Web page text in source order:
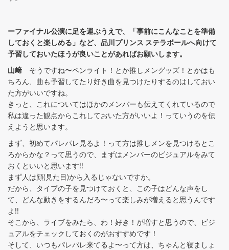
ーファイナル公演に足を運ぶうえで、「事前にこんなことを準備
しておくと楽しめる」など、品川プリンス ステラボールへ向けて
予習しておいたほうが良いことがあればお願いします。
山﨑 そうですね〜ペンライト！とか推しメングッズ！とかはも
ちろん、曲も予習してたり好き曲を見つけたりするのはしておい
た方がいいですね。
きっと、これについてはほかのメンバーも伝えてくれているので
私は違った観点からこれしておいた方がいいよ！っていうのを伝
えようと思います。
まず、初めてパレパレ見るよ！って方は推しメンを見つけるとこ
ろからかな？って思うので、まずはメンバーのビジュアルをみて
おくといいと思います!!
まず人は顔(見た目)から入るじゃないですか。
だから、タイプの子を見つけておくと、この子はどんな声をし
て、どんな動きをするんだろ〜って楽しみが増えると思うんです
よ!!
そこから、ライブをみたら、わ！好き！が増すと思うので、ビジ
ュアルをチェックしておくのがおすすめです！
そして、いつもパレパレ来てるよ〜って方は、ちゃんと寝ましょ